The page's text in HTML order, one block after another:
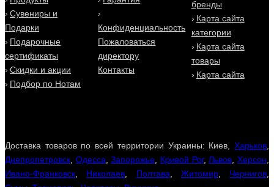
Купить парфюмерию Baldi (Балди) Вы можете в нашем
интернет магазине в Киеве, Одессе и по всей Украине. В
наличии есть все представленные ароматы Baldi -
Malachite,Lapislazzuli. Только оригинальная парфюмерия
и косметика Baldi на Eau De Parfum (О Де Парфюм).
Заказать духи Балди (Baldi) в Киеве легко и просто в 2
клика - доставка для Вас будет быстрой, выгодной и
Сувениры и
Подарки
Подарочные
сертификаты
Скидки и акции
Подбор по Нотам
Конфиденциальность
Пожаловаться
директору
Контакты
бренды
Карта сайта
категории
Карта сайта
товары
Карта сайта
Доставка товаров по всей территории Украины: Киев, Харьков
Днепропетровск Одесса ,Запорожье Кривой Рог,Львов ,Херсон
Ивано-Франковск
Николаев Полтава Житомир, Чернигов